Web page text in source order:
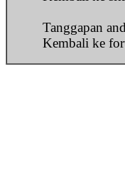
Tanggapan
Kembali ke